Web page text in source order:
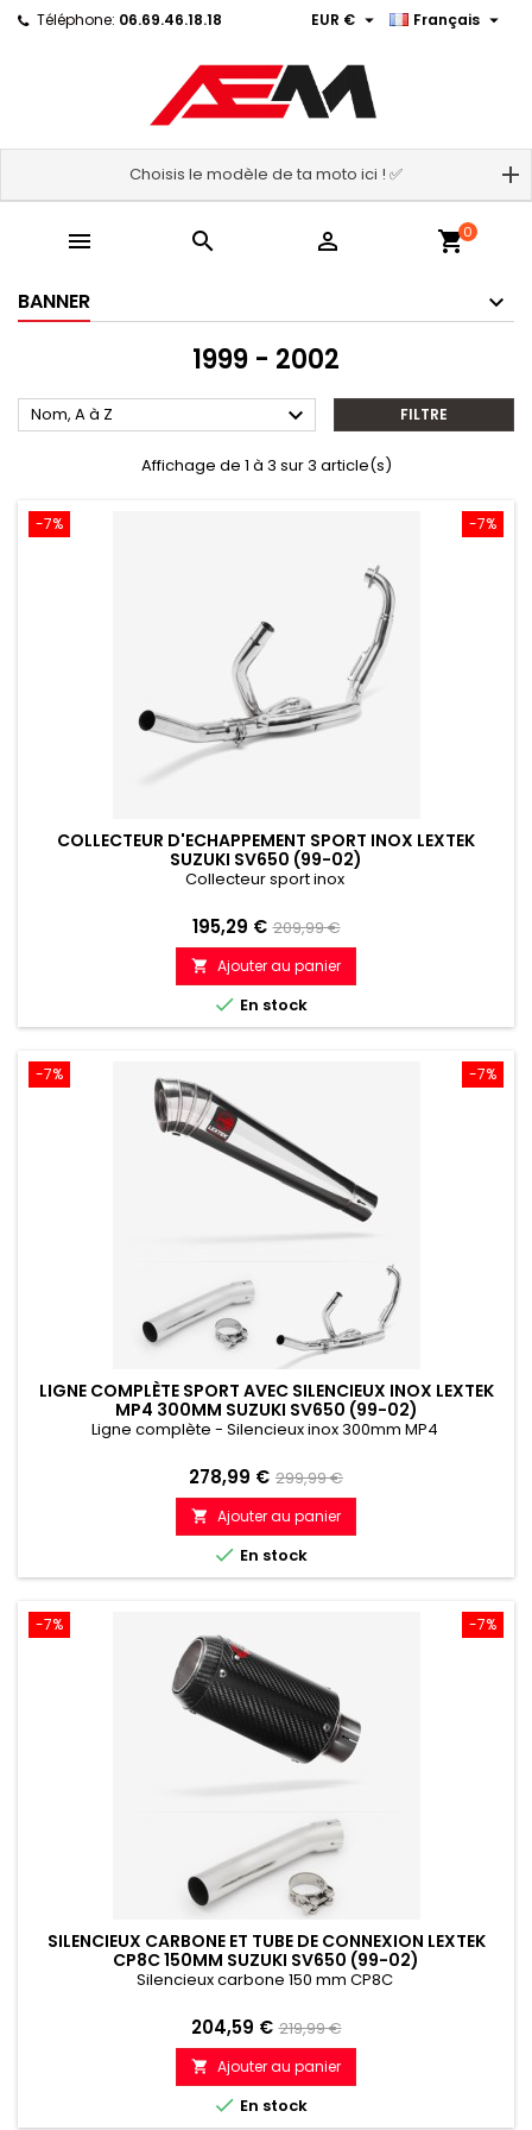
Téléphone: 06.69.46.18.18 Français 
EUR € 
Choisis le modèle de ta moto ici ! ✅
   shopping_cart0
BANNER
1999 - 2002
Nom, A à Z  FILTRE
Affichage de 1 à 3 sur 3 article(s)
-7%
-7%
COLLECTEUR D'ECHAPPEMENT SPORT INOX LEXTEK
SUZUKI SV650 (99-02)
Collecteur sport inox
Prix
195,29 € Prix
de
référence
209,99 €
 Ajouter au panier
 En stock
-7%
-7%
LIGNE COMPLÈTE SPORT AVEC SILENCIEUX INOX LEXTEK
MP4 300MM SUZUKI SV650 (99-02)
Ligne complète - Silencieux inox 300mm MP4
Prix
278,99 € Prix
de
référence
299,99 €
 Ajouter au panier
 En stock
-7%
-7%
SILENCIEUX CARBONE ET TUBE DE CONNEXION LEXTEK
CP8C 150MM SUZUKI SV650 (99-02)
Silencieux carbone 150 mm CP8C
Prix
204,59 € Prix
de
référence
219,99 €
 Ajouter au panier
 En stock